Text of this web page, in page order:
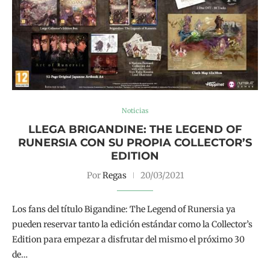
Noticias
LLEGA BRIGANDINE: THE LEGEND OF
RUNERSIA CON SU PROPIA COLLECTOR’S
EDITION
PorRegas 20/03/2021
Los fans del título Bigandine: The Legend of Runersia ya
pueden reservar tanto la edición estándar como la Collector’s
Edition para empezar a disfrutar del mismo el próximo 30
de…